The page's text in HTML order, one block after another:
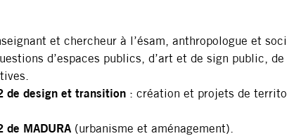
et chercheur à l’ésam, anthropologue et
d’espaces publics, d’art et de sign public,
de design et transition : création et projets de
de MADURA (urbanisme et aménagement).